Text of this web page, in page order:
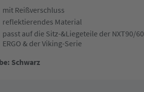
mit Reißverschluss
reflektierendes Material
passt auf die Sitz-&Liegeteile der NXT90/60
ERGO & der Viking-Serie
Schwarz